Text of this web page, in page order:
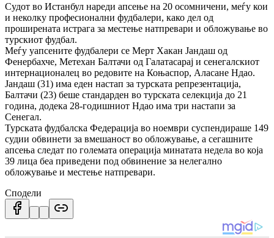
Судот во Истанбул нареди апсење на 20 осомничени, меѓу кои
и неколку професионални фудбалери, како дел од
проширената истрага за местење натпревари и обложување во
турскиот фудбал.
Меѓу уапсените фудбалери се Мерт Хакан Јандаш од
Фенербахче, Метехан Балтачи од Галатасарај и сенегалскиот
интернационалец во редовите на Коњаспор, Аласане Ндао.
Јандаш (31) има еден настап за турската репрезентација,
Балтачи (23) беше стандарден во турската селекција до 21
година, додека 28-годишниот Ндао има три настапи за
Сенегал.
Турската фудбалска Федерација во ноември суспендираше 149
судии обвинети за вмешаност во обложување, а сегашните
апсења следат по големата операција минатата недела во која
39 лица беа приведени под обвинение за нелегално
обложување и местење натпревари.
Сподели